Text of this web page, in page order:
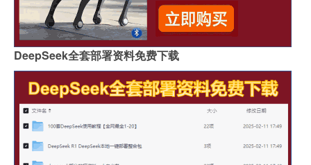
DeepSeek全套部署资料免费下载